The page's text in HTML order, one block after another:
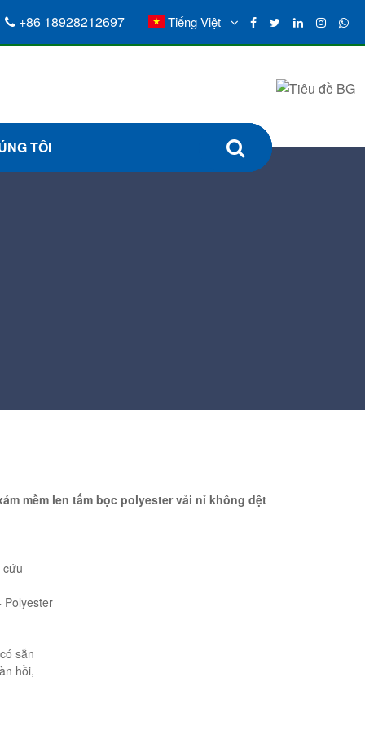
+86 18928212697 Tiếng Việt
TÔI
mềm len tấm bọc polyester vải nỉ không dệt
cứu
Polyester
sẵn
hồi,